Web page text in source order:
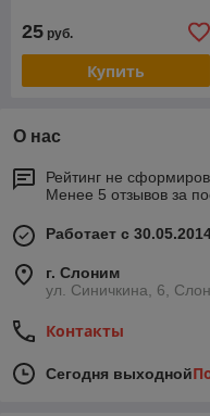
25 руб.
Купить
О нас
Рейтинг не
Менее 5 отзывов за
Работает с
г. Слоним
ул. Синичкина, 6,
Контакты
Сегодня выходной